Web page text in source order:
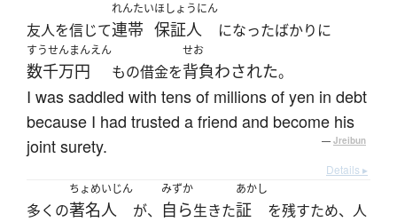
友人を信じて
れんたい
連帯
ほしょうにん
保証人 になったばかりに
すうせんまんえん
数千万円 もの借金を
せお
背負わされた。
I was saddled with tens of millions of yen in debt
because I had trusted a friend and become his
joint surety.
— Jreibun
Details ▸
多くの
ちょめいじん
著名人 が、
みずか
自ら生きた
あかし
証 を残すため、人